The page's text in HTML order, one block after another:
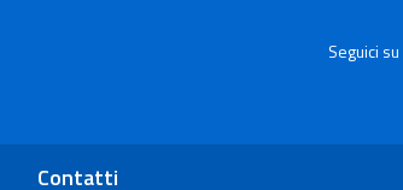
Seguici su
Contatti